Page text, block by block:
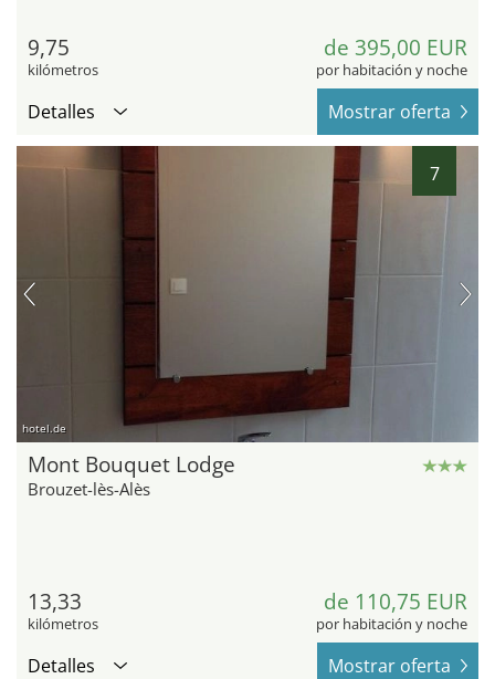
9,75
kilómetros
de 395,00 EUR
por habitación y noche
Detalles Mostrar oferta
7
hotel.de
Mont Bouquet Lodge
Brouzet-lès-Alès
13,33
kilómetros
de 110,75 EUR
por habitación y noche
Detalles Mostrar oferta